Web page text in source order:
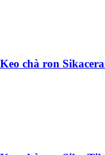
Keo chà ron